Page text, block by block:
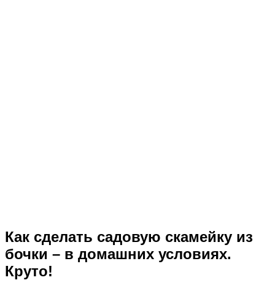
Как сделать садовую скамейку из
бочки – в домашних условиях.
Круто!